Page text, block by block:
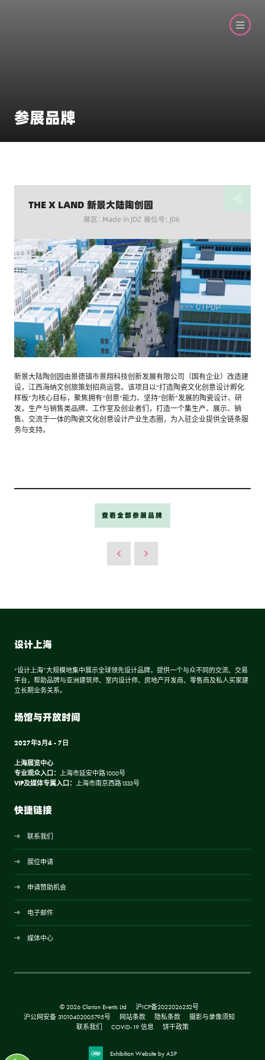
参展品牌
THE X LAND 新景大陆陶创园
展区: Made in JDZ 展位号: J06
新景大陆陶创园由景德镇市景翔科技创新发展有限公司（国有企业）改造建
设，江西海纳文创旅策划招商运营。该项目以“打造陶瓷文化创意设计孵化
样板”为核心目标，聚焦拥有“创意”能力、坚持“创新”发展的陶瓷设计、研
发，生产与销售类品牌、工作室及创业者们，打造一个集生产、展示、销
售、交流于一体的陶瓷文化创意设计产业生态圈，为入驻企业提供全链条服
务与支持。
查看全部参展品牌
设计上海
“设计上海”大规模地集中展示全球领先设计品牌，提供一个与众不同的交流、交易
平台，帮助品牌与亚洲建筑师、室内设计师、房地产开发商、零售商及私人买家建
立长期业务关系。
场馆与开放时间
2027年3月4 - 7日
上海展览中心
专业观众入口： 上海市延安中路1000号
VIP及媒体专属入口： 上海市南京西路1333号
快捷链接
联系我们
展位申请
申请赞助机会
电子邮件
媒体中心
© 2026 Clarion Events Ltd
沪ICP备2022026252号
沪公网安备 31010402005795号
网站条款 隐私条款
摄影与录像须知
联系我们
COVID-19 信息 饼干政策
Exhibition Website by ASP